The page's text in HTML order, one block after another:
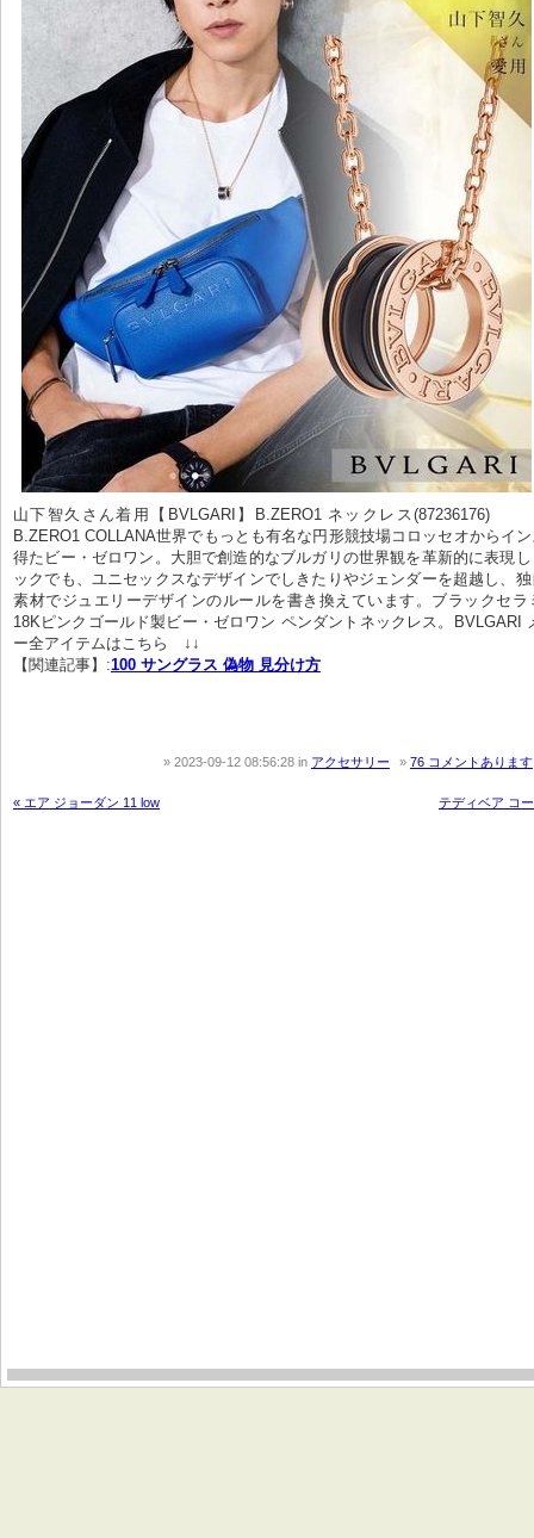
山下智久さん着用【BVLGARI】B.ZERO1 ネックレス(87236176)
B.ZERO1 COLLANA世界でもっとも有名な円形競技場コロッセオからイ
得たビー・ゼロワン。大胆で創造的なブルガリの世界観を革新的に表現
ックでも、ユニセックスなデザインでしきたりやジェンダーを超越し、
素材でジュエリーデザインのルールを書き換えています。ブラックセラ
18Kピンクゴールド製ビー・ゼロワン ペンダントネックレス。BVLGARI
ー全アイテムはこちら　↓↓
【関連記事】:100 サングラス 偽物 見分け方
2023-09-12 08:56:28 in アクセサリー 76 コメントあります
テディベア コ
« エア ジョーダン 11 low